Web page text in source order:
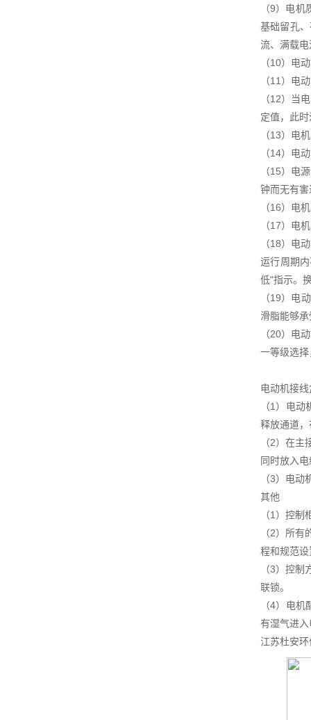
（9）电
基础留孔
流、满载
（10）电
（11）电
（12）当
定值，此
（13）电
（14）电
（15）电
钟而无有
（16）电
（17）电
（18）电
运行周期
低"指示。
（19）电
滑脂能够
（20）电
一等级选
电动机接
（1）电
释放通道
（2）在
同时放入
（3）电
其他
（1）控
（2）所
程和规范设
（3）控
联锁。
（4）电
有湿气进
江苏杜安